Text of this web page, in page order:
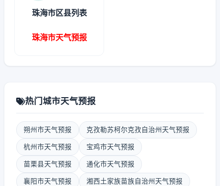
珠海市区县列表
珠海市天气预报
热门城市天气预报
朔州市天气预报 克孜勒苏柯尔克孜自治州天气预报
杭州市天气预报 宝鸡市天气预报
苗栗县天气预报 通化市天气预报
襄阳市天气预报 湘西土家族苗族自治州天气预报